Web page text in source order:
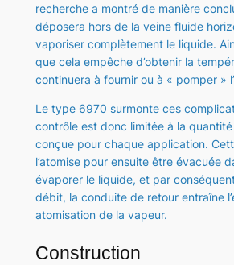
recherche a montré de manière
déposera hors de la veine fluide
vaporiser complètement le liquide.
que cela empêche d’obtenir la
continuera à fournir ou à « pomper »
Le type 6970 surmonte ces
contrôle est donc limitée à la
conçue pour chaque application.
l’atomise pour ensuite être évacuée
évaporer le liquide, et par
débit, la conduite de retour entraîne
atomisation de la vapeur.
Construction